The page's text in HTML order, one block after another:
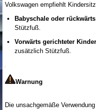
Volkswagen empfiehlt
Babyschale oder
Stützfuß.
Vorwärts gerichteter
zusätzlich Stützfuß.
Warnung
Die unsachgemäße